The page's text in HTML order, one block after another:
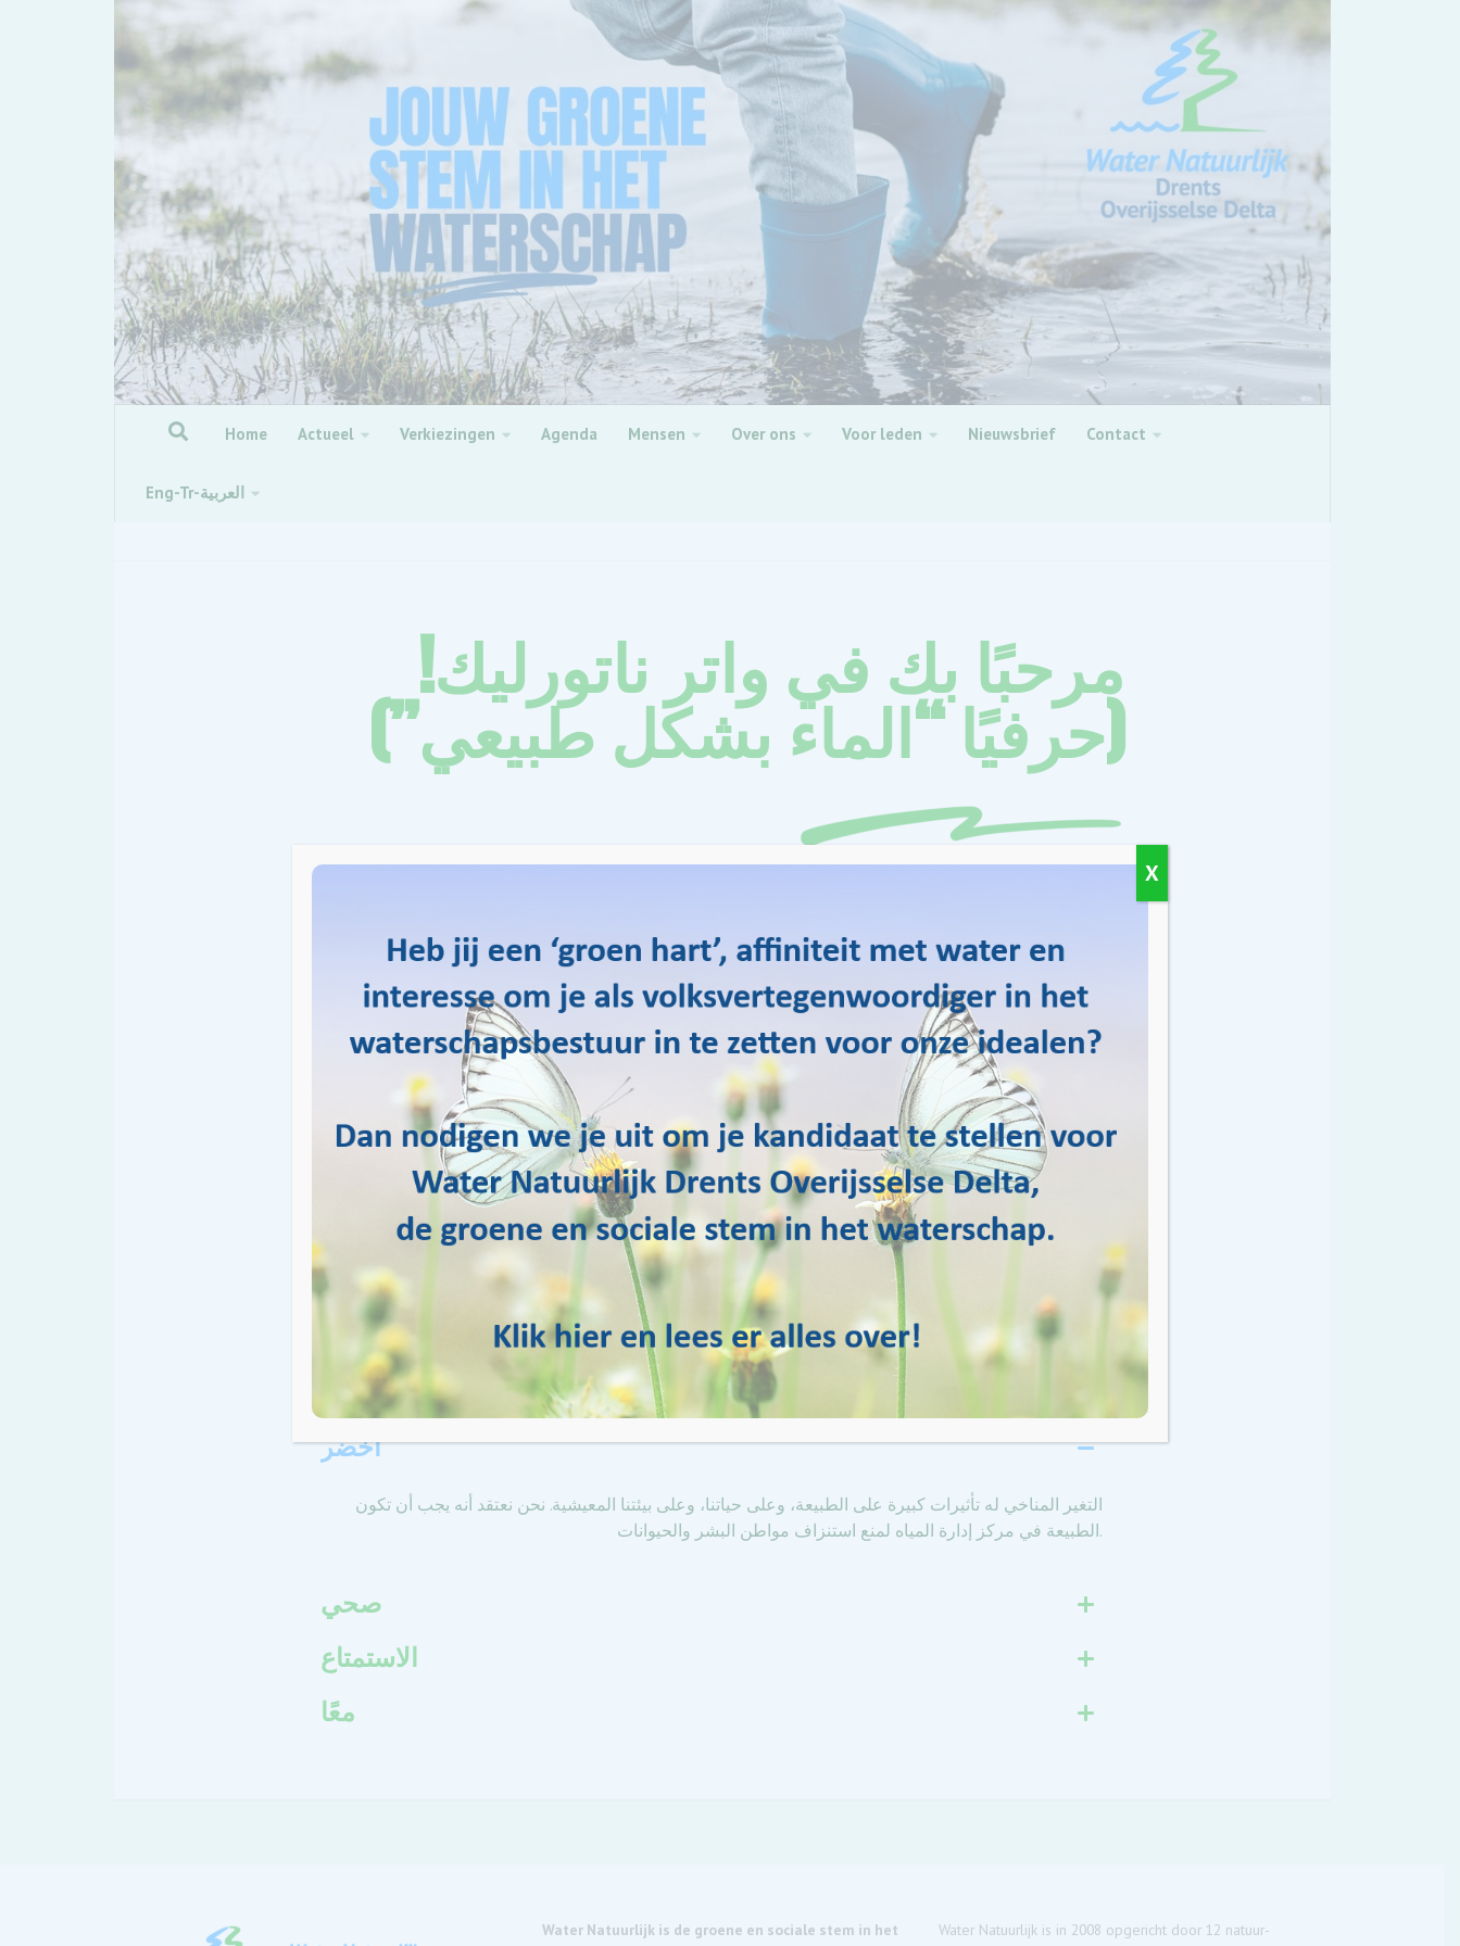
Skip to content
Home Actueel Verkiezingen Agenda Mensen Over ons Voor leden Nieuwsbrief Contact
Eng-Tr-العربية
مرحبًا بك في واتر ناتورليك!
(حرفيًا “الماء بشكل طبيعي”)
ماذا تقوم الهيئات المائية فعليًا؟ في هولندا، هناك 21 هيئة مائية مسؤولة عن إدارة مستويات المياه وجودة المياه
والسلامة في منطقتك المحلية. ويشمل ذلك صيانة وحماية أنهارنا وقنواتنا ومصادر المياه الأخرى، بالإضافة إلى
في واتر ناتورليك، لدينا تركيز قوي على إدارة المياه المستدامة وخلق بيئة معيشية صحية للإنسان والطبيعة على حد
سواء. نحن نعتقد أن الحفاظ على مواردنا المائية ضروري للأجيال القادمة. لذلك، نحن ملتزمون بالمساهمة في إبقاء
هل ترغب في تحقيق الفارق أيضًا؟ انضم إلى واتر ناتورليك! كعضو، يمكنك دعم جهودنا نحو إدارة المياه المستدامة
هل أنت مهتم برؤيتنا وأنشطتنا؟ لا تتردد في التواصل معنا عبر موقعنا الإلكتروني. نرحب بك في مجتمعنا من الأشخاص
أخضر
التغير المناخي له تأثيرات كبيرة على الطبيعة، وعلى حياتنا، وعلى بيئتنا المعيشية. نحن نعتقد أنه يجب أن تكون
الطبيعة في مركز إدارة المياه لمنع استنزاف مواطن البشر والحيوانات.
صحي
الاستمتاع
معًا
Water Natuurlijk is de groene en sociale stem in het
Water Natuurlijk is in 2008 opgericht door 12 natuur-
X